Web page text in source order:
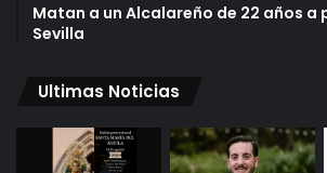
Matan a un Alcalareño de 22 años a
Sevilla
Ultimas Noticias